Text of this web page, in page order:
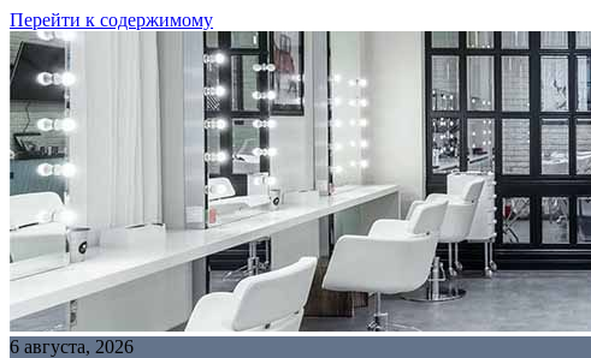
Перейти к содержимому
6 августа, 2026